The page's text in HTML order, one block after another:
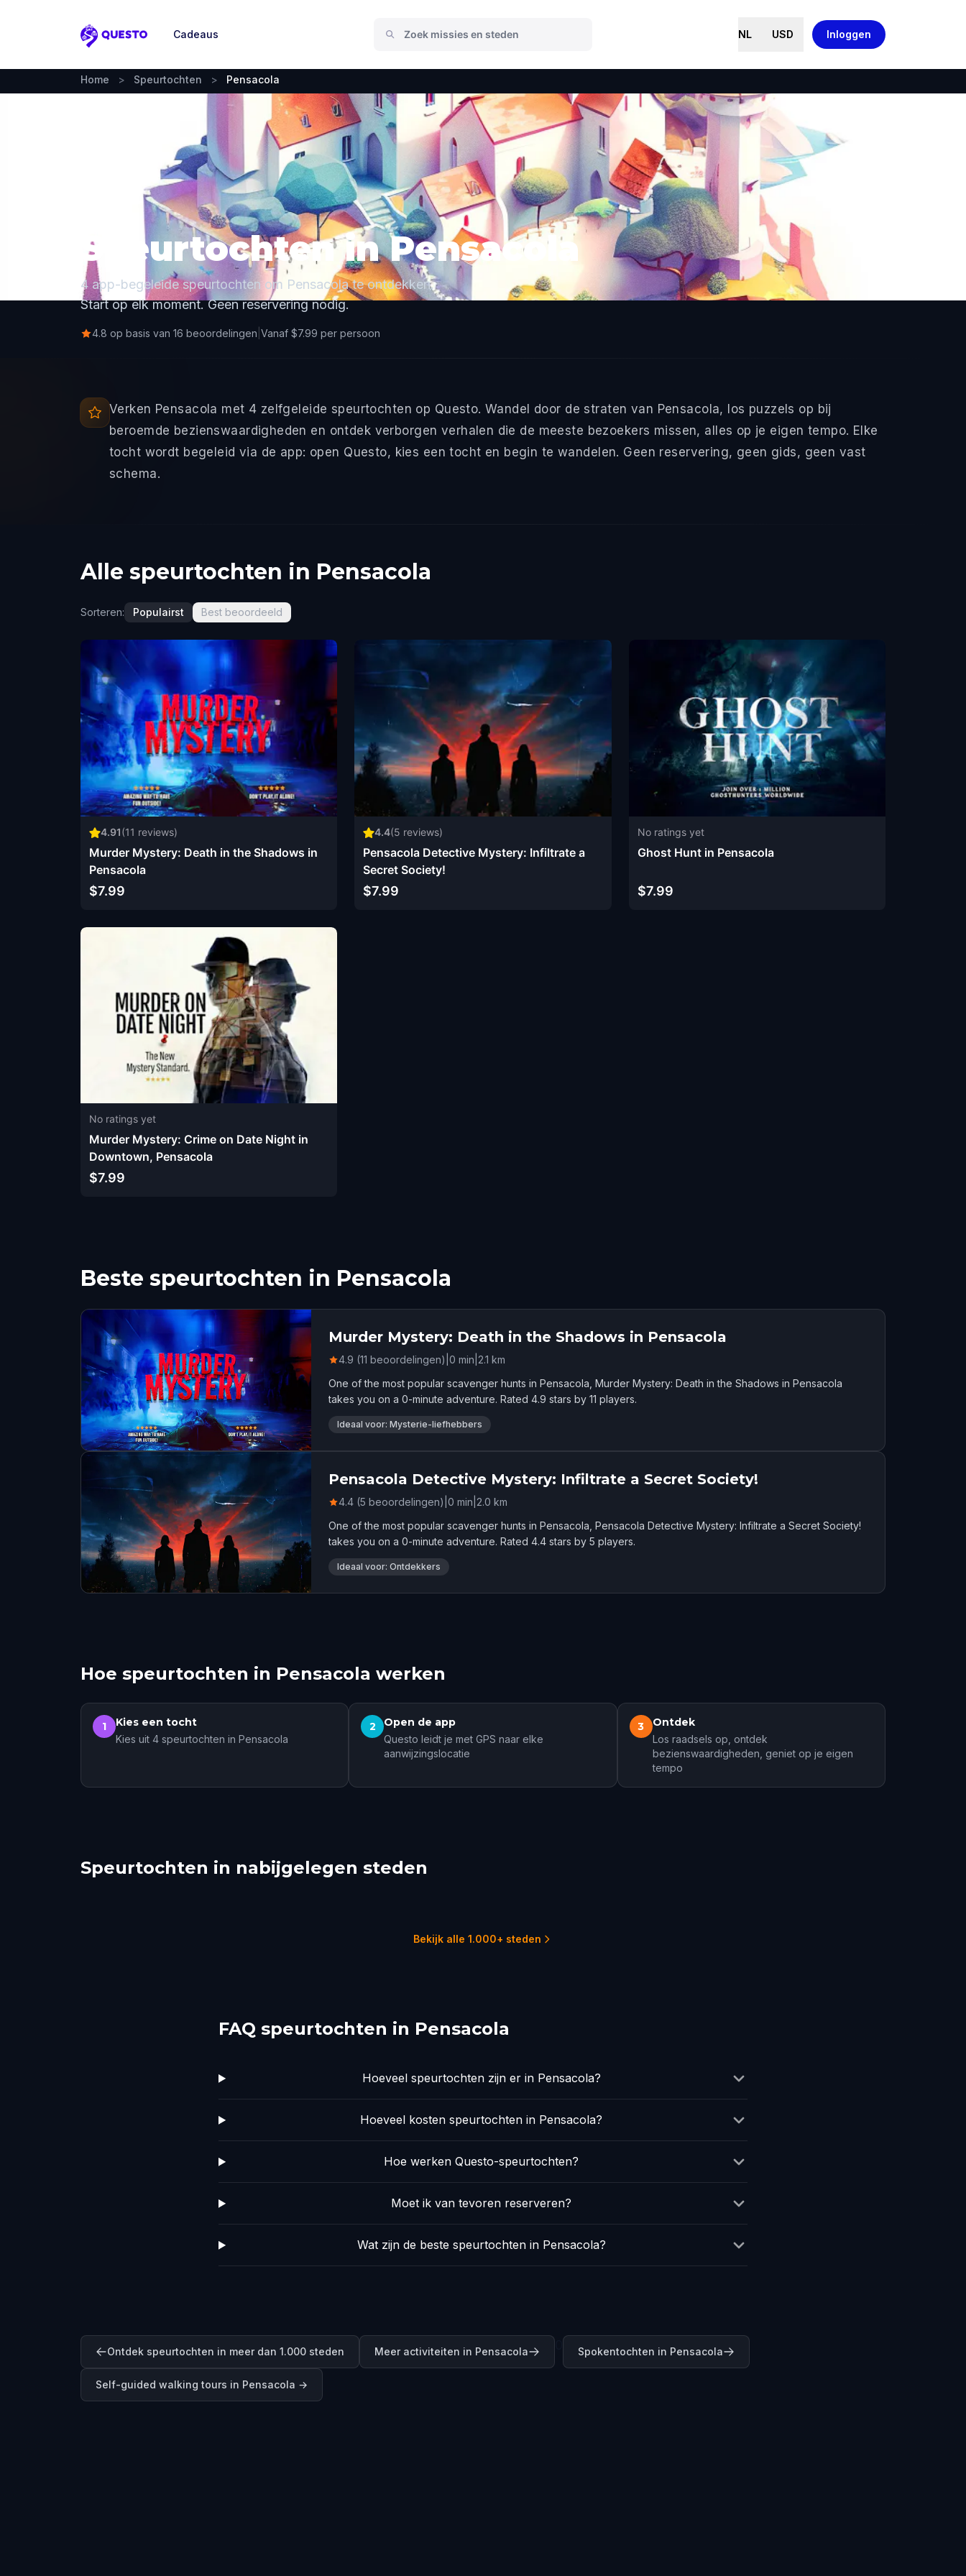
Questo
Cadeaus NL USD Inloggen
Home > Speurtochten > Pensacola
Speurtochten in Pensacola
4 app-begeleide speurtochten om Pensacola te ontdekken.
Start op elk moment. Geen reservering nodig.
4.8 op basis van 16 beoordelingen Vanaf $7.99 per persoon
Verken Pensacola met 4 zelfgeleide speurtochten op Questo. Wandel door de straten van Pensacola, los puzzels op bij
beroemde bezienswaardigheden en ontdek verborgen verhalen die de meeste bezoekers missen, alles op je eigen tempo. Elke
tocht wordt begeleid via de app: open Questo, kies een tocht en begin te wandelen. Geen reservering, geen gids, geen vast
schema.
Alle speurtochten in Pensacola
Sorteren: Populairst Best beoordeeld
4.91(11 reviews)
Murder Mystery: Death in the Shadows in
Pensacola
$7.99
4.4(5 reviews)
Pensacola Detective Mystery: Infiltrate a
Secret Society!
$7.99
No ratings yet
Ghost Hunt in Pensacola
$7.99
No ratings yet
Murder Mystery: Crime on Date Night in
Downtown, Pensacola
$7.99
Beste speurtochten in Pensacola
Murder Mystery: Death in the Shadows in Pensacola
4.9 (11 beoordelingen) 0 min 2.1 km
One of the most popular scavenger hunts in Pensacola, Murder Mystery: Death in the Shadows in Pensacola
takes you on a 0-minute adventure. Rated 4.9 stars by 11 players.
Ideaal voor: Mysterie-liefhebbers
Pensacola Detective Mystery: Infiltrate a Secret Society!
4.4 (5 beoordelingen) 0 min 2.0 km
One of the most popular scavenger hunts in Pensacola, Pensacola Detective Mystery: Infiltrate a Secret Society!
takes you on a 0-minute adventure. Rated 4.4 stars by 5 players.
Ideaal voor: Ontdekkers
Hoe speurtochten in Pensacola werken
1 Kies een tocht
Kies uit 4 speurtochten in Pensacola
2 Open de app
Questo leidt je met GPS naar elke
aanwijzingslocatie
3 Ontdek
Los raadsels op, ontdek
bezienswaardigheden, geniet op je eigen
tempo
Speurtochten in nabijgelegen steden
Fairhope Mobile
Bekijk alle 1.000+ steden
FAQ speurtochten in Pensacola
Hoeveel speurtochten zijn er in Pensacola?
Hoeveel kosten speurtochten in Pensacola?
Hoe werken Questo-speurtochten?
Moet ik van tevoren reserveren?
Wat zijn de beste speurtochten in Pensacola?
Ontdek speurtochten in meer dan 1.000 steden Meer activiteiten in Pensacola Spokentochten in Pensacola
Self-guided walking tours in Pensacola →